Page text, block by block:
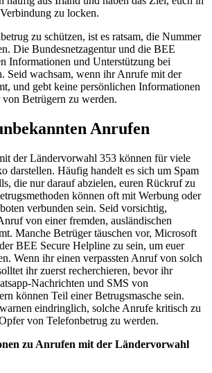
zu locken.
zu schützen, ist es ratsam, die Nummer
Die Bundesnetzagentur und die BEE
Informationen und Unterstützung bei
Seid wachsam, wenn ihr Anrufe mit der
und gebt keine persönlichen Informationen
Betrügern zu werden.
Anrufen
der Ländervorwahl 353 können für viele
darstellen. Häufig handelt es sich um Spam
die nur darauf abzielen, euren Rückruf zu
können oft mit Werbung oder
verbunden sein. Seid vorsichtig,
von einer fremden, ausländischen
Manche Betrüger täuschen vor, Microsoft
BEE Secure Helpline zu sein, um euer
Wenn ihr einen verpassten Anruf von solch
ihr zuerst recherchieren, bevor ihr
Nachrichten und SMS von
können Teil einer Betrugsmasche sein.
eindringlich, solche Anrufe kritisch zu
von Telefonbetrug zu werden.
zu Anrufen mit der Ländervorwahl